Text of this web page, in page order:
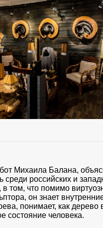
Михаила Балана,
среди российских и
в том, что помимо
он знает
понимает, как дерево
состояние человека.